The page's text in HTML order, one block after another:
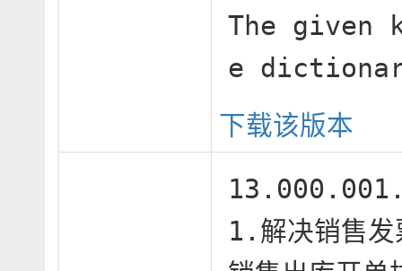
The given
e
下载该版本
1.解决销售发